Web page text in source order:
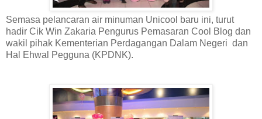
Semasa pelancaran air minuman Unicool baru ini, turut
hadir Cik Win Zakaria Pengurus Pemasaran Cool Blog dan
wakil pihak Kementerian Perdagangan Dalam Negeri dan
Hal Ehwal Pegguna (KPDNK).